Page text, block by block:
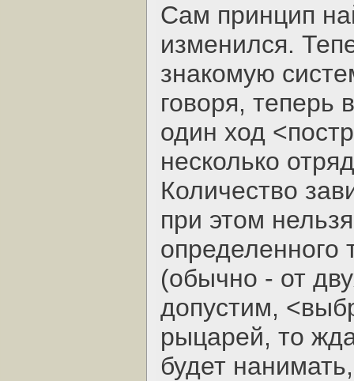
Сам принцип
изменился.
знакомую
говоря, теперь
один ход
несколько
Количество
при этом
определенного
(обычно - от
допустим,
рыцарей, то
будет